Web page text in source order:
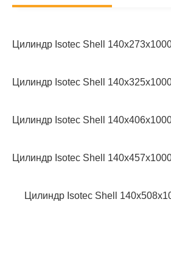
Цилиндр Isotec Shell
Цилиндр Isotec Shell
Цилиндр Isotec Shell
Цилиндр Isotec Shell
Цилиндр Isotec Shell